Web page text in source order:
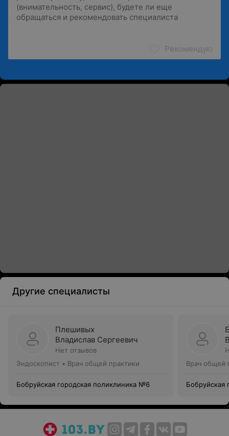
Рекомендую
Другие специалисты
Плешивых
Владислав Сергеевич
Нет отзывов
Эндоскопист • Врач общей практики
Бобруйская городская поликлиника №6
Врач общей
Бобруйская